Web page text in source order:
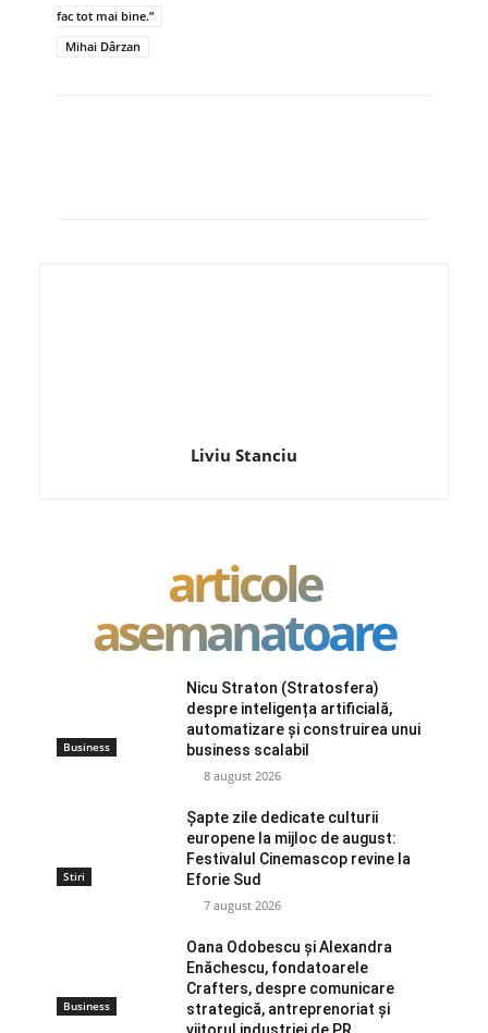
fac tot mai bine.”
Mihai Dârzan
Liviu Stanciu
articole
asemanatoare
Business
Nicu Straton (Stratosfera)
despre inteligența artificială,
automatizare și construirea unui
business scalabil
8 august 2026
Stiri
Șapte zile dedicate culturii
europene la mijloc de august:
Festivalul Cinemascop revine la
Eforie Sud
7 august 2026
Business
Oana Odobescu și Alexandra
Enăchescu, fondatoarele
Crafters, despre comunicare
strategică, antreprenoriat și